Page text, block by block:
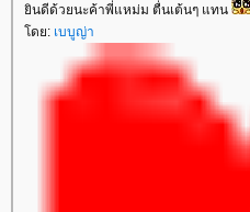
ินดีด้วยนะค้าพี่แหม่ม ตื่นเต้นๆ แทน
ดย: เบบูญ่า